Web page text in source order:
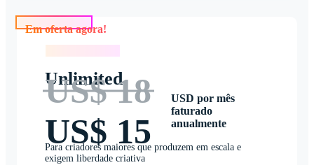
Unlimited
US$ 18
US$ 15
USD por mês
faturado
anualmente
Para criadores maiores que produzem em escala e
exigem liberdade criativa